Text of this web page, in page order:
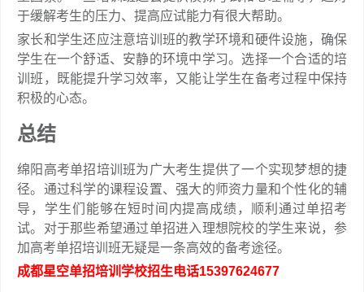
于缓解考生的压力、提高应试能力有很大帮助。
家长和学生还应注意培训班的教学环境和硬件设施，确保
学生在一个舒适、安静的环境中学习。选择一个合适的培
训班，既能提升学习效率，又能让学生在备考过程中保持
积极的心态。
总结
绵阳高考单招培训班为广大考生提供了一个实现梦想的捷
径。通过科学的课程设置、强大的师资力量和个性化的辅
导，学生们能够在短时间内提高成绩，顺利通过单招考
试。对于那些希望通过单招进入理想院校的学生来说，参
加高考单招培训班无疑是一条高效的备考途径。
成都星空单招培训学校招生电话15397624677